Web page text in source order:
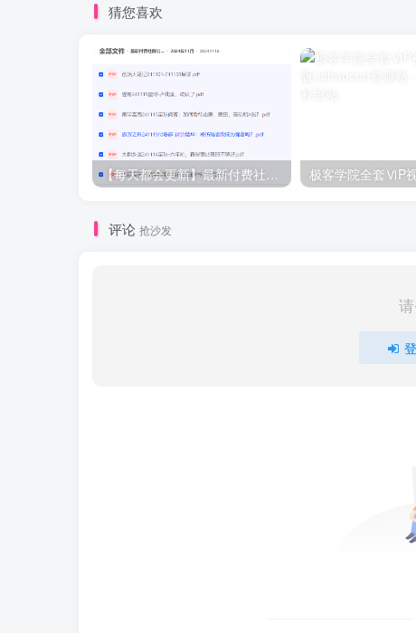
猜您喜欢
【每天都会更新】最新付费社群公众号文章 极客学院全套ⅥP
评论 抢沙发